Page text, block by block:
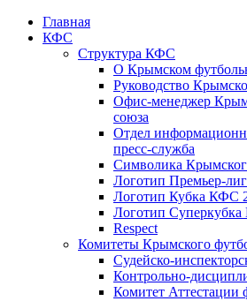
Главная
КФС
Структура КФС
О Крымском
Руководство
Офис-менеджер
союза
Отдел
пресс-служба
Символика
Логотип Премьер-
Логотип Кубка КФС
Логотип
Respect
Комитеты Крымского
Судейско-
Контрольно-
Комитет Аттестации